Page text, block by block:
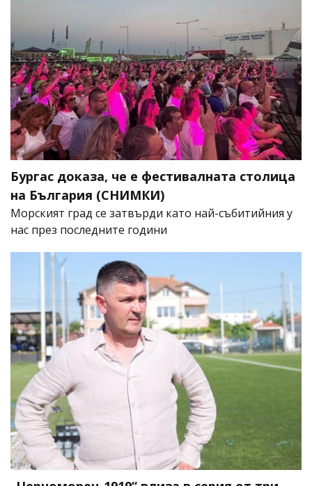
Бургас доказа, че е фестивалната столица
на България (СНИМКИ)
Морският град се затвърди като най-събитийния у
нас през последните години